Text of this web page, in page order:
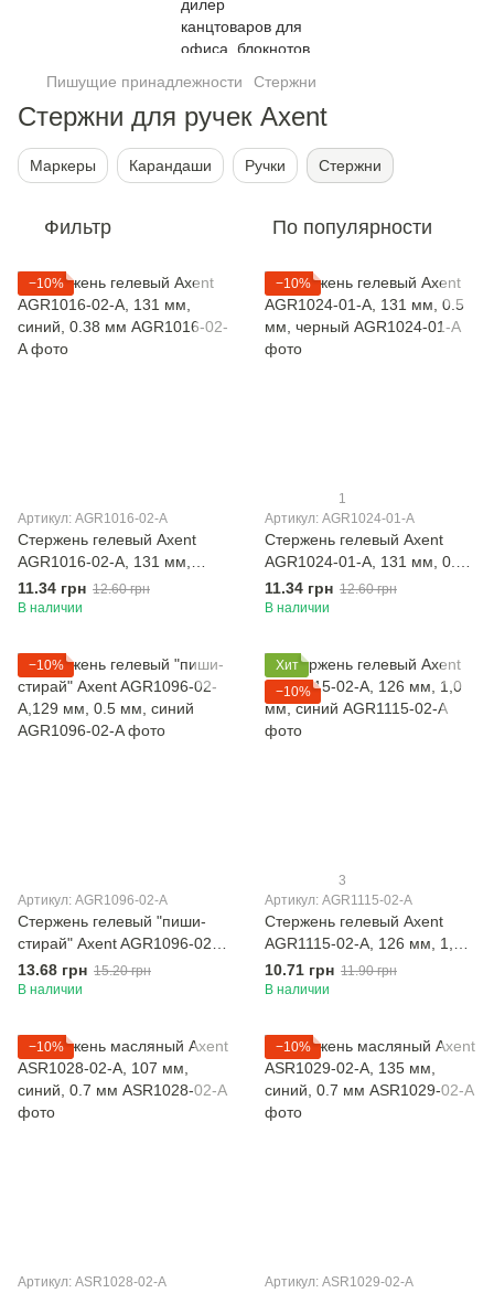
Пишущие принадлежности Стержни
Стержни для ручек Axent
Маркеры Карандаши Ручки Стержни
Фильтр По популярности
−10%
Артикул: AGR1016-02-A
Стержень гелевый Axent
AGR1016-02-A, 131 мм,
синий, 0.38 мм
11.34 грн 12.60 грн
В наличии
−10%
1
Артикул: AGR1024-01-A
Стержень гелевый Axent
AGR1024-01-A, 131 мм, 0.5
мм, черный
11.34 грн 12.60 грн
В наличии
−10%
Артикул: AGR1096-02-A
Стержень гелевый "пиши-
стирай" Axent AGR1096-02-
A,129 мм, 0.5 мм, синий
13.68 грн 15.20 грн
В наличии
Хит
−10%
3
Артикул: AGR1115-02-A
Стержень гелевый Axent
AGR1115-02-A, 126 мм, 1,0
мм, синий
10.71 грн 11.90 грн
В наличии
−10%
Артикул: ASR1028-02-A
−10%
Артикул: ASR1029-02-A